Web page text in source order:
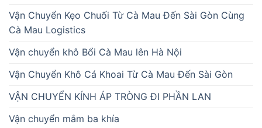
Vận Chuyển Kẹo Chuối Từ Cà Mau Đến Sài Gòn Cùng
Cà Mau Logistics
Vận chuyển khô Bổi Cà Mau lên Hà Nội
Vận Chuyển Khô Cá Khoai Từ Cà Mau Đến Sài Gòn
VẬN CHUYỂN KÍNH ÁP TRÒNG ĐI PHẦN LAN
Vận chuyển mắm ba khía